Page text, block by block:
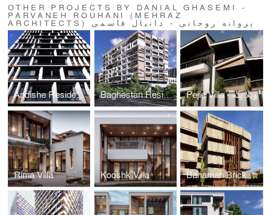
OTHER PROJECTS BY DANIAL GHASEMI -
PARVANEH ROUHANI (MEHRAZ
ARCHITECTS) پروانه روحانی - دانیال قاسمی
Andishe Residential Complex Baghestan Residential Pelle Villa - ویلا پله
Rima Villa Kooshk Villa Bahaman Brick Office - دفتر مرکزی آجر بهامان